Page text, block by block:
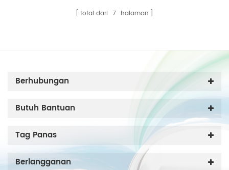
total dari 7 halaman
Berhubungan
Butuh Bantuan
Tag Panas
Berlangganan